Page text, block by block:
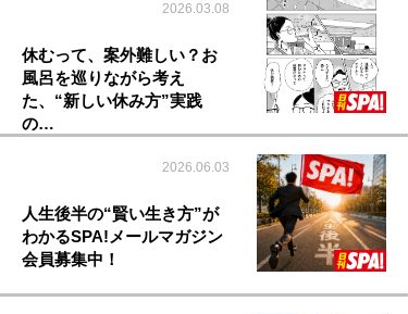
2026.03.08
休むって、案外難しい？お
風呂を巡りながら考え
た、“新しい休み方”実践
の…
2026.06.03
人生後半の“賢い生き方”が
わかるSPA!メールマガジン
会員募集中！